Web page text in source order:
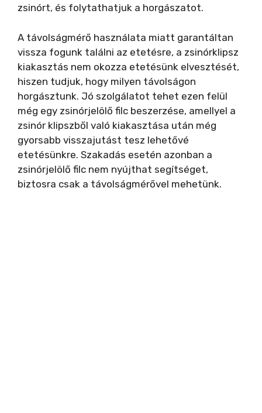
zsinórt, és folytathatjuk a horgászatot.
A távolságmérő használata miatt garantáltan
vissza fogunk találni az etetésre, a zsinórklipsz
kiakasztás nem okozza etetésünk elvesztését,
hiszen tudjuk, hogy milyen távolságon
horgásztunk. Jó szolgálatot tehet ezen felül
még egy zsinórjelölő filc beszerzése, amellyel a
zsinór klipszből való kiakasztása után még
gyorsabb visszajutást tesz lehetővé
etetésünkre. Szakadás esetén azonban a
zsinórjelölő filc nem nyújthat segítséget,
biztosra csak a távolságmérővel mehetünk.